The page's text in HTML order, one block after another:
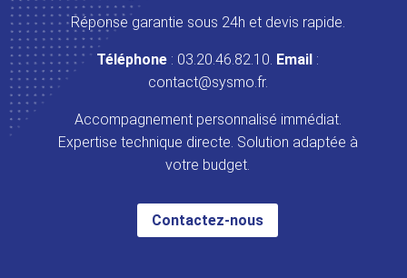
Réponse garantie sous 24h et devis rapide.
Téléphone : 03.20.46.82.10. Email :
contact@sysmo.fr.
Accompagnement personnalisé immédiat.
Expertise technique directe. Solution adaptée à
votre budget.
Contactez-nous